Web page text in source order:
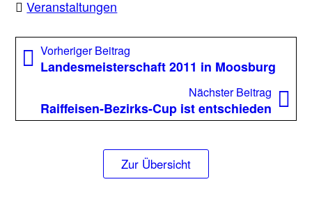
Veranstaltungen
Beitragsnavigation
Vorheriger Beitrag
Beitrag:
Landesmeisterschaft 2011 in Moosburg
Nächster Beitrag
Raiffeisen-Bezirks-Cup ist entschieden
Zur Übersicht